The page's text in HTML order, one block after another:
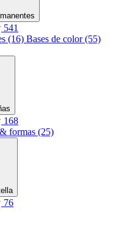
541
(16) Bases de color (55)
168
formas (25)
76